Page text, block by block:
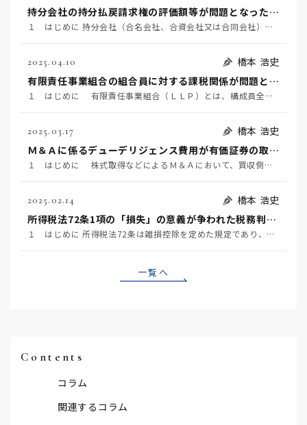
持分会社の持分払戻請求権の評価額等が問題となった事例 ～名古屋地裁令和６年６月２２日判決TAINS Z８８８-２７２０～
１ はじめに 持分会社（合名会社、合資会社又は合同会社）の社員は、死亡によって退社し（会社法６０７条…
2025.04.10
橋本 浩史
有限責任事業組合の組合員に対する課税関係が問題となった事例 ～東京地裁令和６年２月１６日判決TAINS Z888-2712（確定）～
１ はじめに 有限責任事業組合（ＬＬＰ）とは、構成員全員が無限責任を負う民法組合の特例として、「有…
2025.03.17
橋本 浩史
Ｍ＆Ａに係るデューデリジェンス費用が有価証券の取得価額に含まれるか否かが争われた事例 ～国税不服審判所令和6年1月24日裁決～
１ はじめに 株式取得などによるＭ＆Ａにおいて、買収側が対象企業の価値やリスク等を事前に調査するこ…
2025.02.14
橋本 浩史
所得税法72条1項の「損失」の意義が争われた税務判決 ～東京地裁令和6年1月23日判決～
１ はじめに 所得税法72条は雑損控除を定めた規定であり、同条1項は、居住者又はその者と生計を一にす…
一覧へ
Contents
コラム
関連するコラム